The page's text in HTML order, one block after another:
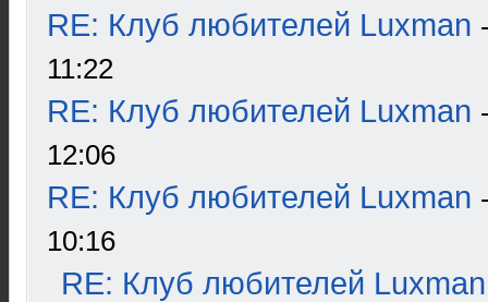
RE: Клуб любителей Luxman
11:22
RE: Клуб любителей Luxman
12:06
RE: Клуб любителей Luxman
10:16
RE: Клуб любителей Luxman